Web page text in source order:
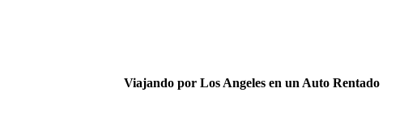
Viajando por Los Angeles en un Auto Rentado